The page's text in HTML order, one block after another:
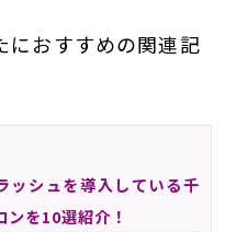
におすすめの関連記
ッシュを導入している千
ンを10選紹介！